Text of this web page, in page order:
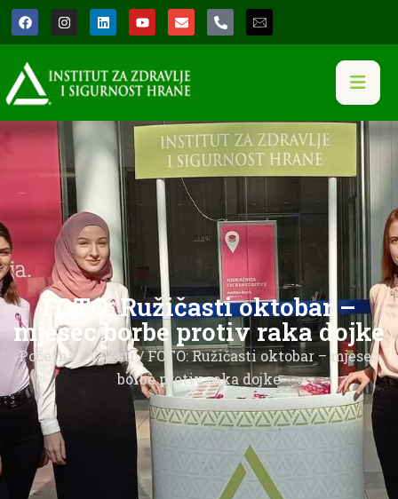
FOTO: Ružičasti oktobar –
mjesec borbe protiv raka dojke
Početna/Vijesti/ FOTO: Ružičasti oktobar – mjesec
borbe protiv raka dojke